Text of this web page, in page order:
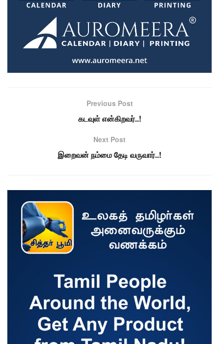
Previous Post
கடவுள் என்கிறவர்..!
Next Post
இறைவன் நம்மை தேடி வருவார்..!